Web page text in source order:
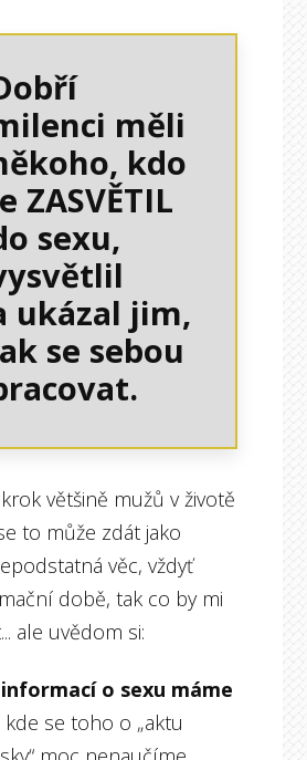
měli
kdo
ZASVĚTIL
sexu,
ukázal jim,
se sebou
většině mužů v životě
to může zdát jako
věc, vždyť
době, tak co by mi
ale uvědom si:
o sexu máme
kde se toho o „aktu